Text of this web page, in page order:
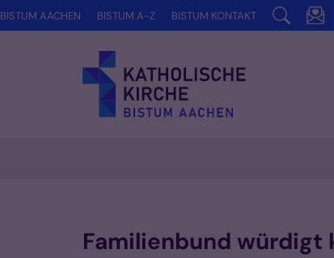
Zum Inhalt springen
BISTUM AACHEN BISTUM A-Z BISTUM KONTAKT
Familienbund